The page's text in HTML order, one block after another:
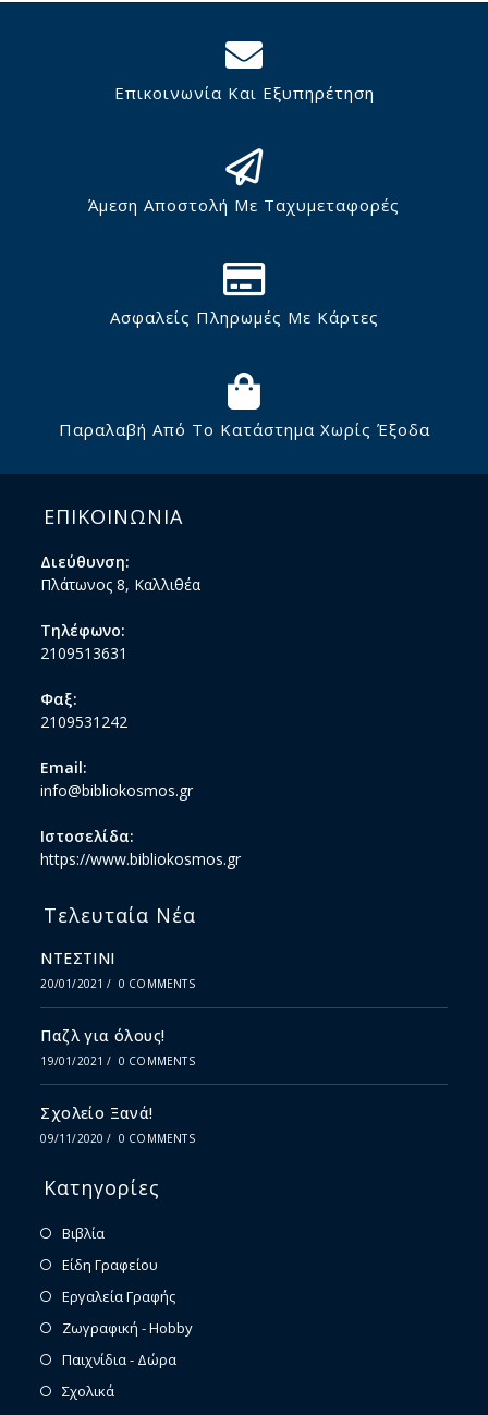
Επικοινωνία Και Εξυπηρέτηση
Άμεση Αποστολή Με Ταχυμεταφορές
Ασφαλείς Πληρωμές Με Κάρτες
Παραλαβή Από Το Κατάστημα Χωρίς Έξοδα
ΕΠΙΚΟΙΝΩΝΙΑ
Διεύθυνση:
Πλάτωνος 8, Καλλιθέα
Τηλέφωνο:
2109513631
Φαξ:
2109531242
Email:
info@bibliokosmos.gr
Ιστοσελίδα:
https://www.bibliokosmos.gr
Τελευταία Νέα
ΝΤΕΣΤΙΝΙ
20/01/2021 / 0 COMMENTS
Παζλ για όλους!
19/01/2021 / 0 COMMENTS
Σχολείο Ξανά!
09/11/2020 / 0 COMMENTS
Κατηγορίες
Βιβλία
Είδη Γραφείου
Εργαλεία Γραφής
Ζωγραφική - Hobby
Παιχνίδια - Δώρα
Σχολικά